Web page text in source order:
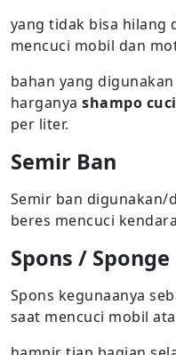
yang tidak bisa hilang
mencuci mobil dan
bahan yang
harganyashampo
per liter.
Semir Ban
Semir ban
beres mencuci
Spons / Sponge
Spons kegunaanya
saat mencuci mobil